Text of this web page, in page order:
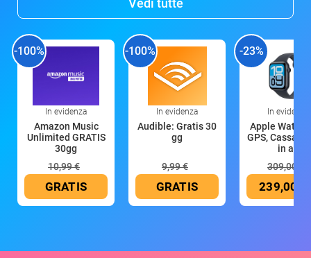
Vedi tutte
-100%
In evidenza
Amazon Music
Unlimited GRATIS
30gg
10,99 €
GRATIS
-100%
In evidenza
Audible: Gratis 30
gg
9,99 €
GRATIS
-23%
In evidenza
Apple Watch
GPS, Cassa
in all
309,00 €
239,00 €